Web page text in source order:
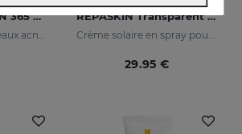
REPASKIN URBAN 365 Oily Skin SPF50 REPASKIN Transparent Spray SPF50
29.95 €